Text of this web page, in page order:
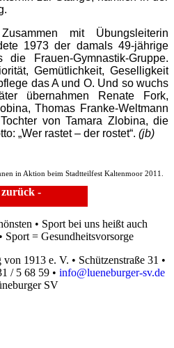
mit Übungsleiterin
1973 der damals 49-jährige
Frauen-Gymnastik-Gruppe.
Gemütlichkeit, Geselligkeit
das A und O. Und so wuchs
übernahmen Renate Fork,
Thomas Franke-Weltmann
von Tamara Zlobina, die
„Wer rastet – der rostet“. (jb)
in Aktion beim Stadtteilfest Kaltenmoor 2011.
zurück -
• Sport bei uns heißt auch
Sport = Gesundheitsvorsorge
1913 e. V. • Schützenstraße 31 •
/ 5 68 59 • info@lueneburger-sv.de
SV